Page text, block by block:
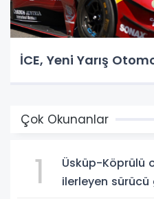
İCE, Yeni Yarış
Çok Okunanlar
1
Üsküp-Köprülü
ilerleyen sürücü